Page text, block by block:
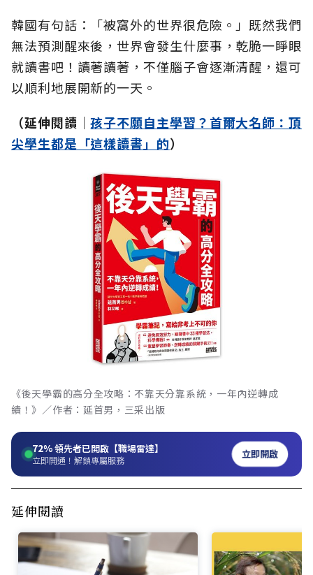
韓國有句話：「被窩外的世界很危險。」既然我們
無法預測醒來後，世界會發生什麼事，乾脆一睜眼
就讀書吧！讀著讀著，不僅腦子會逐漸清醒，還可
以順利地展開新的一天。
（延伸閱讀│孩子不願自主學習？首爾大名師：頂
尖學生都是「這樣讀書」的）
《後天學霸的高分全攻略：不靠天分靠系統，一年內逆轉成
績！》／作者：延首男，三采出版
72%領先者已開啟【職場雷達】
立即開通！解鎖專屬服務 立即開啟
延伸閱讀